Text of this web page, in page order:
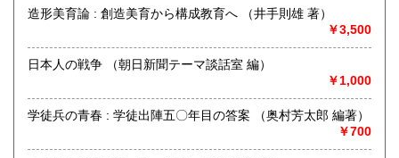
※2026年2月5日から14日までお休みします
沿線名：-
最寄駅：-
書籍の買取について
造形美育論 : 創造美育から構成教育へ （井手則雄 著）
￥3,500
日本人の戦争 （朝日新聞テーマ談話室 編）
￥1,000
学徒兵の青春 : 学徒出陣五〇年目の答案 （奥村芳太郎 編著）
￥700